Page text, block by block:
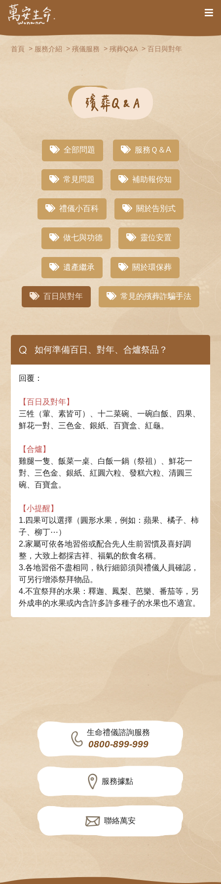
首頁 服務介紹 殯儀服務 殯葬Q&A 百日與對年
全部問題 服務Ｑ＆A
常見問題 補助報你知
禮儀小百科 關於告別式
做七與功德 靈位安置
遺產繼承 關於環保葬
百日與對年 常見的殯葬詐騙手法
Q 如何準備百日、對年、合爐祭品？
回覆：
【百日及對年】
三牲（葷、素皆可）、十二菜碗、一碗白飯、四果、
鮮花一對、三色金、銀紙、百寶盒、紅龜。
【合爐】
雞腿一隻、飯菜一桌、白飯一鍋（祭祖）、鮮花一
對、三色金、銀紙、紅圓六粒、發糕六粒、清圓三
碗、百寶盒。
【小提醒】
1.四果可以選擇（圓形水果，例如：蘋果、橘子、柿
子、柳丁⋯）
2.家屬可依各地習俗或配合先人生前習慣及喜好調
整，大致上都採吉祥、福氣的飲食名稱。
3.各地習俗不盡相同，執行細節須與禮儀人員確認，
可另行增添祭拜物品。
4.不宜祭拜的水果：釋迦、鳳梨、芭樂、番茄等，另
外成串的水果或內含許多許多種子的水果也不適宜。
生命禮儀諮詢服務
0800-899-999
服務據點
聯絡萬安